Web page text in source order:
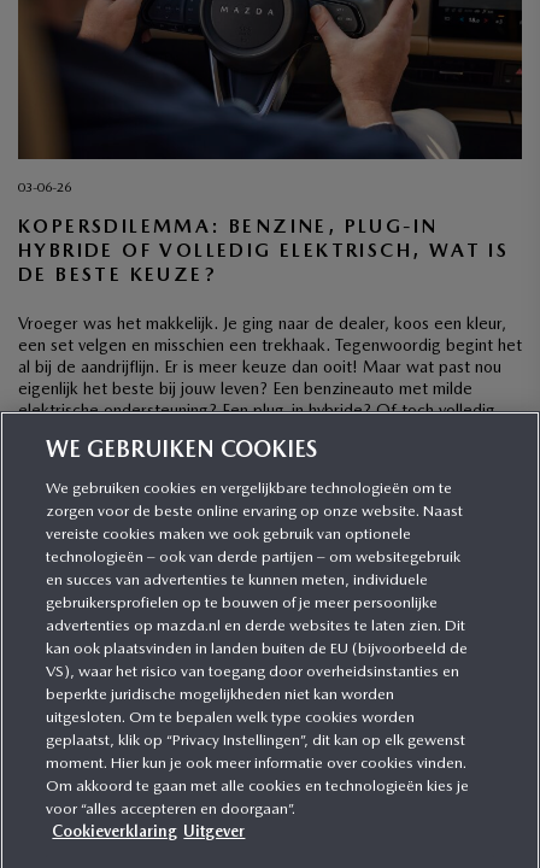
03-06-26
KOPERSDILEMMA: BENZINE, PLUG-IN
HYBRIDE OF VOLLEDIG ELEKTRISCH, WAT IS
DE BESTE KEUZE?
Vroeger was het makkelijk. Je ging naar de dealer, koos een kleur,
een set velgen en misschien een trekhaak. Tegenwoordig begint het
al bij de aandrijflijn. Er is meer keuze dan ooit! Maar wat past nou
eigenlijk het beste bij jouw leven? Een benzineauto met milde
elektrische ondersteuning? Een plug-in hybride? Of toch volledig
CATEGORIEËN
MEER INFORMATIE
MEER ERVAREN
WE GEBRUIKEN COOKIES
We gebruiken cookies en vergelijkbare technologieën om te
zorgen voor de beste online ervaring op onze website. Naast
vereiste cookies maken we ook gebruik van optionele
technologieën – ook van derde partijen – om websitegebruik
en succes van advertenties te kunnen meten, individuele
gebruikersprofielen op te bouwen of je meer persoonlijke
advertenties op mazda.nl en derde websites te laten zien. Dit
kan ook plaatsvinden in landen buiten de EU (bijvoorbeeld de
VS), waar het risico van toegang door overheidsinstanties en
beperkte juridische mogelijkheden niet kan worden
uitgesloten. Om te bepalen welk type cookies worden
geplaatst, klik op “Privacy Instellingen”, dit kan op elk gewenst
moment. Hier kun je ook meer informatie over cookies vinden.
Om akkoord te gaan met alle cookies en technologieën kies je
voor “alles accepteren en doorgaan”.
Cookieverklaring Uitgever